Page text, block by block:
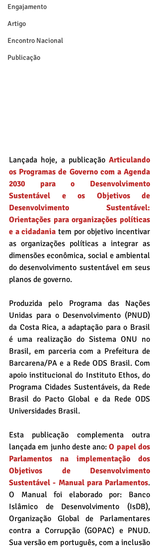
Engajamento
Artigo
Encontro Nacional
Publicação
Lançada hoje, a publicação Articulando
os Programas de Governo com a Agenda
2030 para o Desenvolvimento
Sustentável e os Objetivos de
Desenvolvimento Sustentável:
Orientações para organizações políticas
e a cidadania tem por objetivo incentivar
as organizações políticas a integrar as
dimensões econômica, social e ambiental
do desenvolvimento sustentável em seus
planos de governo.
Produzida pelo Programa das Nações
Unidas para o Desenvolvimento (PNUD)
da Costa Rica, a adaptação para o Brasil
é uma realização do Sistema ONU no
Brasil, em parceria com a Prefeitura de
Barcarena/PA e a Rede ODS Brasil. Com
apoio institucional do Instituto Ethos, do
Programa Cidades Sustentáveis, da Rede
Brasil do Pacto Global e da Rede ODS
Universidades Brasil.
Esta publicação complementa outra
lançada em junho deste ano: O papel dos
Parlamentos na implementação dos
Objetivos de Desenvolvimento
Sustentável - Manual para Parlamentos.
O Manual foi elaborado por: Banco
Islâmico de Desenvolvimento (IsDB),
Organização Global de Parlamentares
contra a Corrupção (GOPAC) e PNUD.
Sua versão em português, com a inclusão